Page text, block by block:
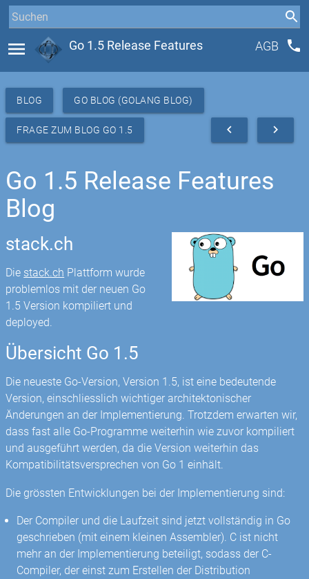
menu Go 1.5 Release Features AGB phone
BLOG GO BLOG (GOLANG BLOG)
FRAGE ZUM BLOG GO 1.5 navigate_next
navigate_before
Go 1.5 Release Features
Blog
stack.ch
Die stack.ch Plattform wurde
problemlos mit der neuen Go
1.5 Version kompiliert und
deployed.
Übersicht Go 1.5
Die neueste Go-Version, Version 1.5, ist eine bedeutende
Version, einschliesslich wichtiger architektonischer
Änderungen an der Implementierung. Trotzdem erwarten wir,
dass fast alle Go-Programme weiterhin wie zuvor kompiliert
und ausgeführt werden, da die Version weiterhin das
Kompatibilitätsversprechen von Go 1 einhält.
Die grössten Entwicklungen bei der Implementierung sind:
Der Compiler und die Laufzeit sind jetzt vollständig in Go
geschrieben (mit einem kleinen Assembler). C ist nicht
mehr an der Implementierung beteiligt, sodass der C-
Compiler, der einst zum Erstellen der Distribution